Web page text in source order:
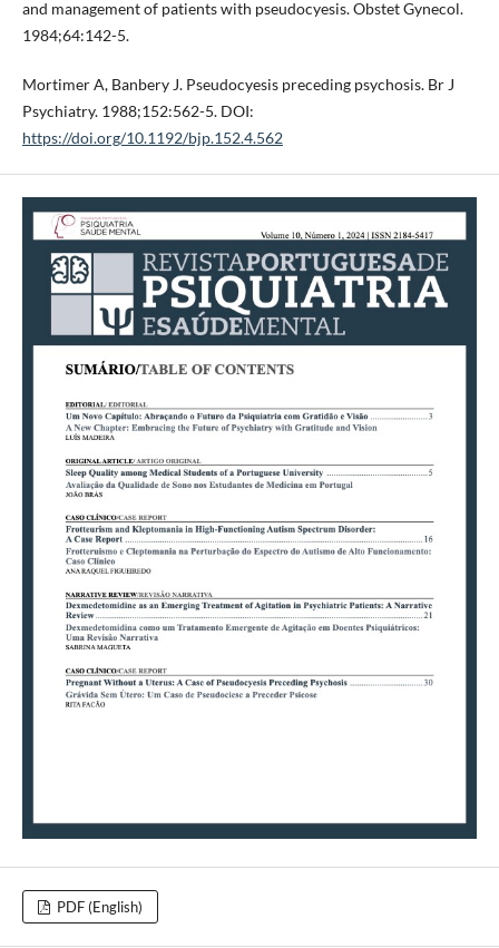
and management of patients with pseudocyesis. Obstet Gynecol.
1984;64:142-5.
Mortimer A, Banbery J. Pseudocyesis preceding psychosis. Br J
Psychiatry. 1988;152:562-5. DOI:
https://doi.org/10.1192/bjp.152.4.562
PDF (English)